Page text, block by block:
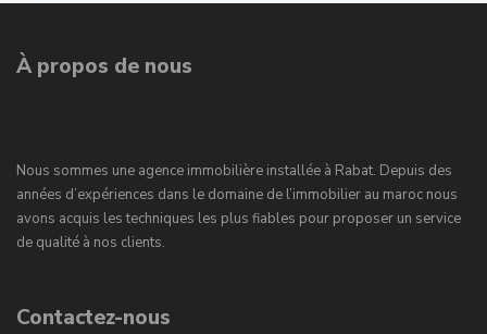
À propos de nous
Nous sommes une agence immobilière installée à Rabat. Depuis des
années d’expériences dans le domaine de l’immobilier au maroc nous
avons acquis les techniques les plus fiables pour proposer un service
de qualité à nos clients.
Contactez-nous